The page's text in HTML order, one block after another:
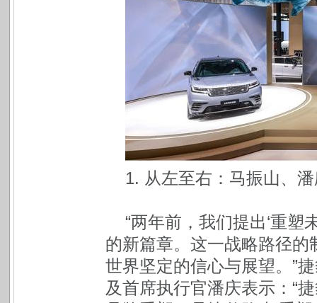
1. 从左至右：马振山、
“两年前，我们提出‘重塑
的新篇章。这一战略路径
世界坚定的信心与展望。”
及首席执行官潘庆表示：“